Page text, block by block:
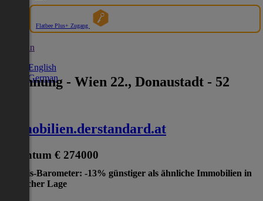
Flatbee Plus+ Zugang
German
English
German
Wohnung - Wien 22., Donaustadt - 52
immobilien.derstandard.at
Eigentum € 274000
Preis-Barometer: -13% günstiger als ähnliche Immobilien in
gleicher Lage